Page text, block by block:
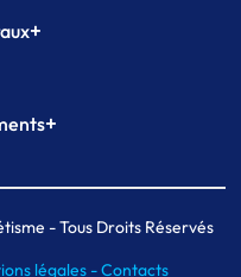
+
+
indoor
Paris- Tous Droits Réservés
légales -Contacts